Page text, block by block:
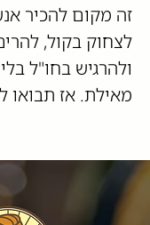
זה מקום להכיר
לצחוק בקול,
ולהרגיש בחו"ל
מאילת. אז תבואו